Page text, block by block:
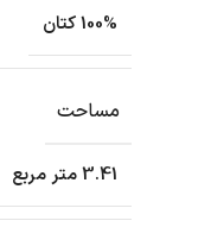
100% کتان
مساحت
3.41 متر مربع